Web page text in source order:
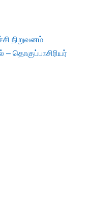
நிறுவனம்
தொகுப்பாசிரியர்